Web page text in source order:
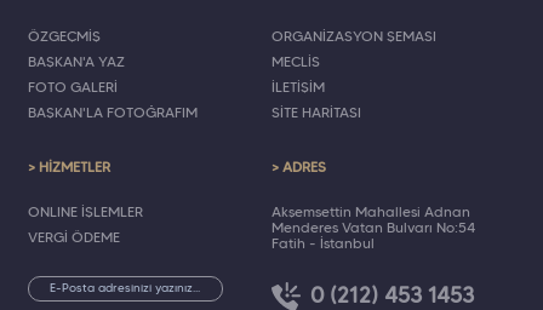
ÖZGEÇMİŞ
BAŞKAN'A YAZ
FOTO GALERİ
BAŞKAN'LA FOTOĞRAFIM
ORGANİZASYON ŞEMASI
MECLİS
İLETİŞİM
SİTE HARİTASI
> HİZMETLER
ONLINE İŞLEMLER
VERGİ ÖDEME
> ADRES
Akşemsettin Mahallesi Adnan
Menderes Vatan Bulvarı No:54
Fatih - İstanbul
0 (212) 453 1453